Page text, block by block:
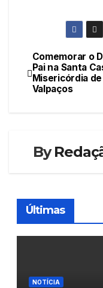
de
Comemorar o
Pai na Santa
Misericórdia de
Valpaços
By
Últimas
NOTÍCIA